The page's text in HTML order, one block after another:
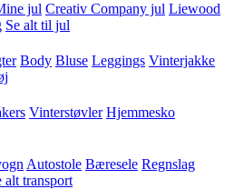
jul Creativ Company jul Liewood
Se alt til jul
Body Bluse Leggings Vinterjakke
Vinterstøvler Hjemmesko
Autostole Bæresele Regnslag
alt transport